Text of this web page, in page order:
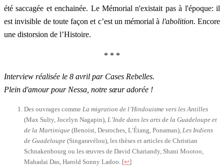
été saccagée et enchainée. Le Mémorial n'existait pas à l'époque: il
est invisible de toute façon et c’est un mémorial à l'abolition. Encore
une distorsion de l’Histoire.
* * *
Interview réalisée le 8 avril par Cases Rebelles.
Plein d'amour pour Nessa, notre sœur adorée !
Des ouvrages comme La migration de l’Hindouisme vers les Antilles
(Max Sulty, Jocelyn Nagapin), L’Inde dans les arts de la Guadeloupe et
de la Martinique (Benoist, Desroches, L’Étang, Ponaman), Les Indiens
de Guadeloupe (Singaravélou), les thèses et articles de Christian
Schnakenbourg ou les œuvres de David Chariandy, Shani Mootoo,
Mahadai Das, Harold Sonny Ladoo. [↩]